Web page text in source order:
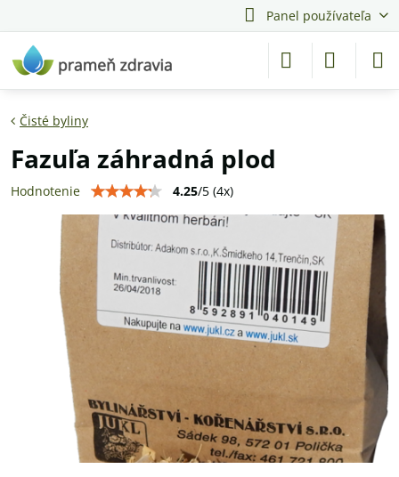
Panel používateľa
Čisté byliny
Fazuľa záhradná plod
Hodnotenie 4.25/5 (4x)